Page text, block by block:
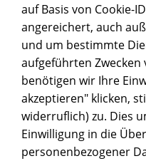
auf Basis von Cookie-
angereichert, auch
und um bestimmte
aufgeführten
benötigen wir Ihre
akzeptieren" klicken,
widerruflich) zu. Dies
Einwilligung in die
personenbezogener